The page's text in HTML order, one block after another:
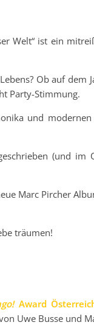
Welt“ ist ein
Ob auf dem
Party-Stimmung.
und
(und im
Marc Pircher
träumen!
Award
Uwe Busse und